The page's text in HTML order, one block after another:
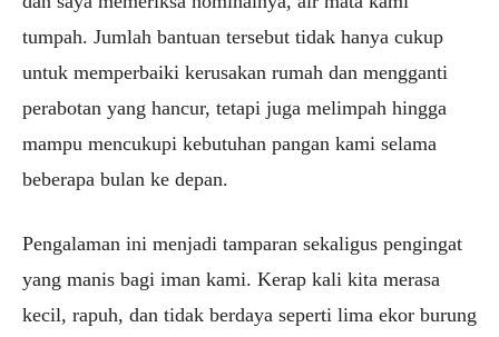
tumpah. Jumlah bantuan tersebut tidak hanya cukup
untuk memperbaiki kerusakan rumah dan mengganti
perabotan yang hancur, tetapi juga melimpah hingga
mampu mencukupi kebutuhan pangan kami selama
beberapa bulan ke depan.
Pengalaman ini menjadi tamparan sekaligus pengingat
yang manis bagi iman kami. Kerap kali kita merasa
kecil, rapuh, dan tidak berdaya seperti lima ekor burung